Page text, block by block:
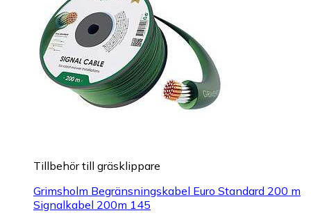
Tillbehör till gräsklippare
Grimsholm Begränsningskabel Euro Standard 200 m
Signalkabel 200m 145